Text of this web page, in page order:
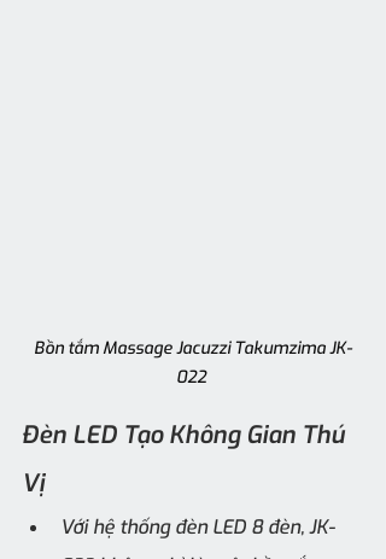
Bồn tắm Massage Jacuzzi Takumzima JK-
022
Đèn LED Tạo Không Gian Thú
Vị
Với hệ thống đèn LED 8 đèn, JK-